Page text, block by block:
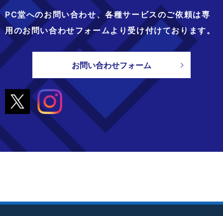
PC堂へのお問い合わせ、各種サービスのご依頼は専
用のお問い合わせフォームより 受け付けております。
お問い合わせフォーム